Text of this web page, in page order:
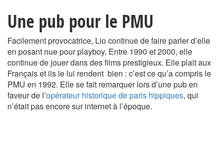
Une pub pour le PMU
Facilement provocatrice, Lio continue de faire parler d’elle
en posant nue pour playboy. Entre 1990 et 2000, elle
continue de jouer dans des films prestigieux. Elle plait aux
Français et ils le lui rendent bien : c’est ce qu’a compris le
PMU en 1992. Elle se fait remarquer lors d’une pub en
faveur de l’opérateur historique de paris hippiques, qui
n’était pas encore sur internet à l’époque.